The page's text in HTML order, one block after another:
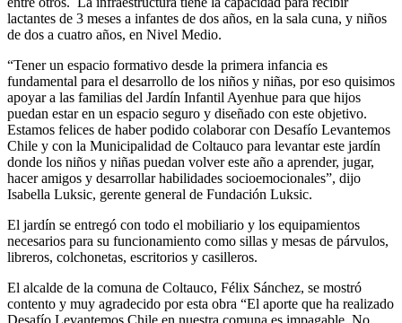
lactantes de 3 meses a infantes de dos años, en la sala cuna, y niños
de dos a cuatro años, en Nivel Medio.
“Tener un espacio formativo desde la primera infancia es
fundamental para el desarrollo de los niños y niñas, por eso quisimos
apoyar a las familias del Jardín Infantil Ayenhue para que hijos
puedan estar en un espacio seguro y diseñado con este objetivo.
Estamos felices de haber podido colaborar con Desafío Levantemos
Chile y con la Municipalidad de Coltauco para levantar este jardín
donde los niños y niñas puedan volver este año a aprender, jugar,
hacer amigos y desarrollar habilidades socioemocionales”, dijo
Isabella Luksic, gerente general de Fundación Luksic.
El jardín se entregó con todo el mobiliario y los equipamientos
necesarios para su funcionamiento como sillas y mesas de párvulos,
libreros, colchonetas, escritorios y casilleros.
El alcalde de la comuna de Coltauco, Félix Sánchez, se mostró
contento y muy agradecido por esta obra “El aporte que ha realizado
Desafío Levantemos Chile en nuestra comuna es impagable. No